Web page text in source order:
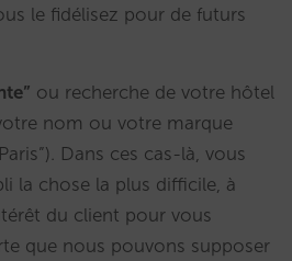
le fidélisez pour de futurs
ou recherche de votre hôtel
nom ou votre marque
Dans ces cas-là, vous
la chose la plus difficile, à
du client pour vous
que nous pouvons supposer